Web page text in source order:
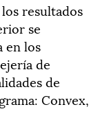
resultados
se
en los
de
de
Convex,